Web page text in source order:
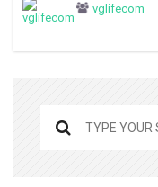
vglifecom